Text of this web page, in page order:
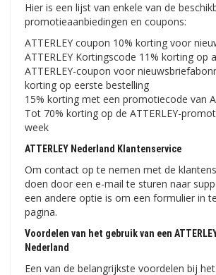
Hier is een lijst van enkele van de
promotieaanbiedingen en coupons:
ATTERLEY coupon 10% korting voor
ATTERLEY Kortingscode 11% korting op
ATTERLEY-coupon voor
korting op eerste bestelling
15% korting met een promotiecode van
Tot 70% korting op de ATTERLEY-
week
ATTERLEY Nederland Klantenservice
Om contact op te nemen met de
doen door een e-mail te sturen naar
een andere optie is om een ​​formulier in
pagina.
Voordelen van het gebruik van een
Nederland
Een van de belangrijkste voordelen bij